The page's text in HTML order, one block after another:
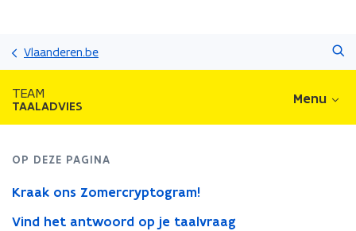
Vlaanderen.be
TEAM
TAALADVIES Menu
OP DEZE PAGINA
Kraak ons Zomercryptogram!
Vind het antwoord op je taalvraag